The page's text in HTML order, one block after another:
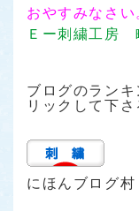
おやすみなさい
Ｅー刺繍工房
ブログのラン
リックして下
にほんブログ村